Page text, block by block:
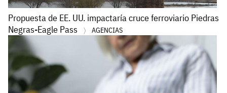
Propuesta de EE. UU. impactaría cruce ferroviario Piedras
Negras-Eagle Pass
AGENCIAS